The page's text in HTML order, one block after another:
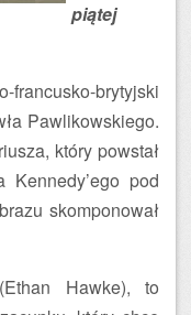
piątej
francusko-brytyjski
Pawlikowskiego.
który powstał
pod
skomponował
Hawke), to